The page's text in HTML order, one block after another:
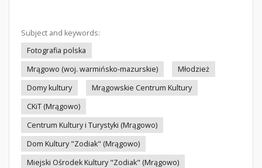
Subject and keywords:
Fotografia polska
Mrągowo (woj. warmińsko-mazurskie)
Młodzież
Domy kultury
Mrągowskie Centrum Kultury
CKiT (Mrągowo)
Centrum Kultury i Turystyki (Mrągowo)
Dom Kultury "Zodiak" (Mrągowo)
Miejski Ośrodek Kultury "Zodiak" (Mrągowo)